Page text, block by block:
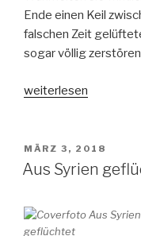
Ende einen Keil
falschen Zeit
sogar völlig
„All
is
true
Ruhm
kann
weiterlesen
VERÖFFENTLICHT
AM
MÄRZ 3, 2018
Aus Syrien